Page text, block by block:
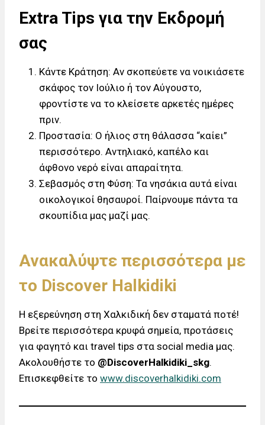
Extra Tips για την Εκδρομή
σας
Κάντε Κράτηση: Αν σκοπεύετε να νοικιάσετε
σκάφος τον Ιούλιο ή τον Αύγουστο,
φροντίστε να το κλείσετε αρκετές ημέρες
πριν.
Προστασία: Ο ήλιος στη θάλασσα “καίει”
περισσότερο. Αντηλιακό, καπέλο και
άφθονο νερό είναι απαραίτητα.
Σεβασμός στη Φύση: Τα νησάκια αυτά είναι
οικολογικοί θησαυροί. Παίρνουμε πάντα τα
σκουπίδια μας μαζί μας.
Ανακαλύψτε περισσότερα με
το Discover Halkidiki
Η εξερεύνηση στη Χαλκιδική δεν σταματά ποτέ!
Βρείτε περισσότερα κρυφά σημεία, προτάσεις
για φαγητό και travel tips στα social media μας.
Ακολουθήστε το @DiscoverHalkidiki_skg.
Επισκεφθείτε το www.discoverhalkidiki.com